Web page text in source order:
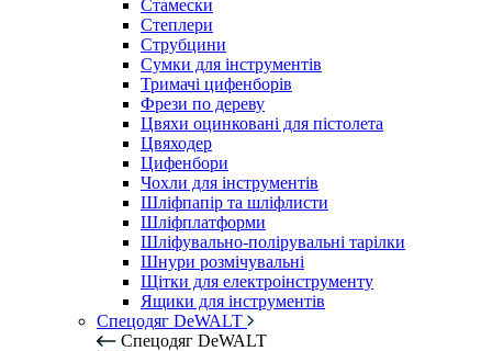
Стамески
Степлери
Струбцини
Сумки для інструментів
Тримачі цифенборів
Фрези по дереву
Цвяхи оцинковані для пістолета
Цвяходер
Цифенбори
Чохли для інструментів
Шліфпапір та шліфлисти
Шліфплатформи
Шліфувально-полірувальні тарілки
Шнури розмічувальні
Щітки для електроінструменту
Ящики для інструментів
Спецодяг DeWALT
Спецодяг DeWALT